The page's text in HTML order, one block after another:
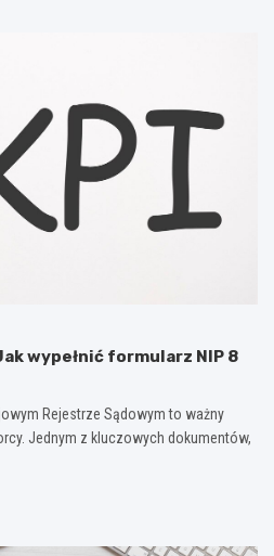
wypełnić formularz NIP 8
Rejestrze Sądowym to ważny
Jednym z kluczowych dokumentów,